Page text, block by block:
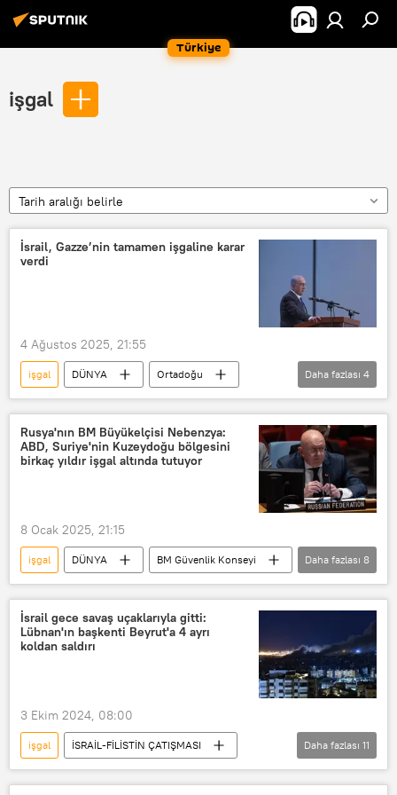
Türkiye
işgal
Tarih aralığı belirle
İsrail, Gazze’nin tamamen işgaline karar
verdi
4 Ağustos 2025, 21:55
işgal DÜNYA
Ortadoğu
Gazze
İsrail
Benyamin Netanyahu
İsrail Başbakanı Benyamin (Bibi) Netanyahu
Daha fazlası 4
Rusya'nın BM Büyükelçisi Nebenzya:
ABD, Suriye'nin Kuzeydoğu bölgesini
birkaç yıldır işgal altında tutuyor
8 Ocak 2025, 21:15
işgal DÜNYA
BM Güvenlik Konseyi
Güvenlik Konseyi
Washington
Şam
Suriye
Vasiliy Nebenzya
İsrail
Daha fazlası 8
İsrail gece savaş uçaklarıyla gitti:
Lübnan'ın başkenti Beyrut'a 4 ayrı
koldan saldırı
3 Ekim 2024, 08:00
işgal
İSRAİL-FİLİSTİN ÇATIŞMASI
İsrail
İsrail-Filistin
Lübnan
Daha fazlası 11